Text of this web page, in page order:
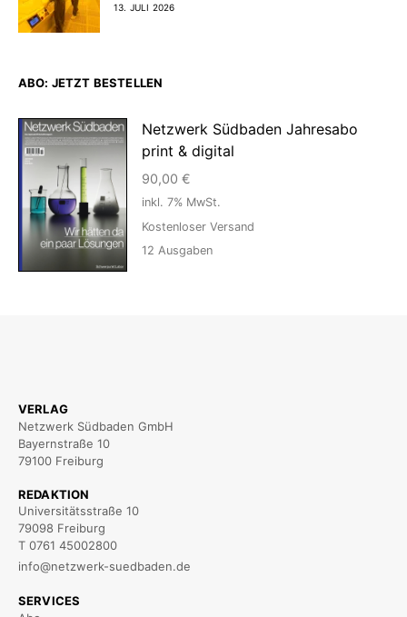
13. JULI 2026
ABO: JETZT BESTELLEN
Netzwerk Südbaden Jahresabo
print & digital
90,00 €
inkl. 7% MwSt.
Kostenloser Versand
12 Ausgaben
VERLAG
Netzwerk Südbaden GmbH
Bayernstraße 10
79100 Freiburg
REDAKTION
Universitätsstraße 10
79098 Freiburg
T 0761 45002800
info@netzwerk-suedbaden.de
SERVICES